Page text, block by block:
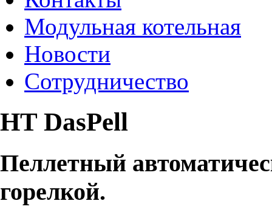
Модульная котельная
Новости
Сотрудничество
HT DasPell
Пеллетный
горелкой.